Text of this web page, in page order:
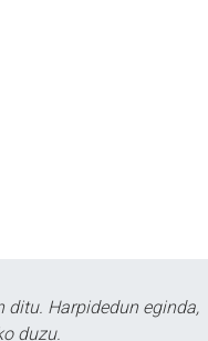
ditu. Harpidedun eginda,
duzu.